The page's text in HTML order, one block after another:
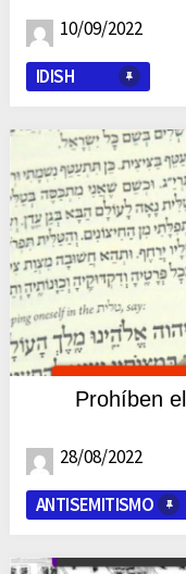
10/09/2022
IDISH
Prohíben
28/08/2022
ANTISEMITISMO